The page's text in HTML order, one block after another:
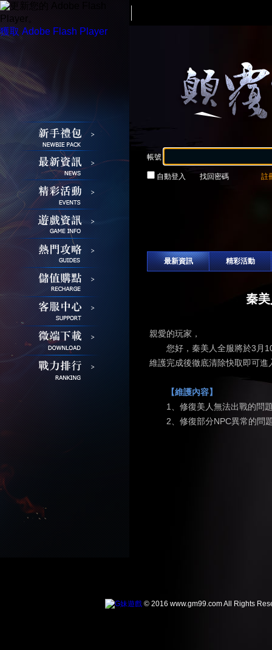
請更新您的 Adobe Flash
Player。
獲取 Adobe Flash Player
帳號
自動登入 找回密碼 註
入
遊戲
最新資訊 精彩活動
秦
親愛的玩家，
您好，秦美人全服將於3月
維護完成後徹底清除快取即可
【維護內容】
1、修復美人無法出戰的問
2、修復部分NPC異常的問
© 2016 www.gm99.com All Rights